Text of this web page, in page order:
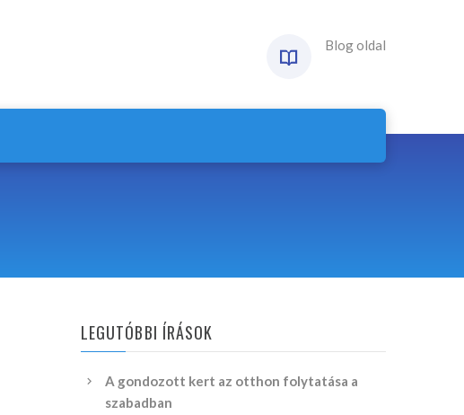
Blog oldal
LEGUTÓBBI ÍRÁSOK
A gondozott kert az otthon folytatása a
szabadban